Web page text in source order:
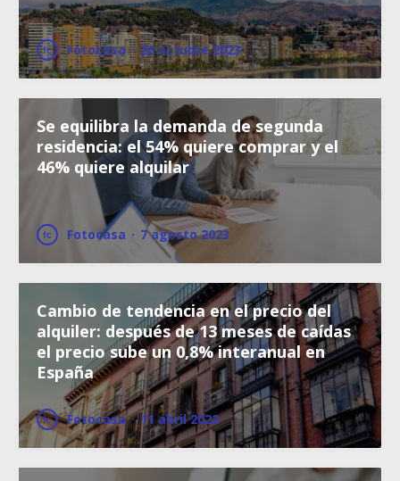
Fotocasa · 26 octubre 2023
Se equilibra la demanda de segunda
residencia: el 54% quiere comprar y el
46% quiere alquilar
Fotocasa · 7 agosto 2023
Cambio de tendencia en el precio del
alquiler: después de 13 meses de caídas
el precio sube un 0,8% interanual en
España
Fotocasa · 11 abril 2022